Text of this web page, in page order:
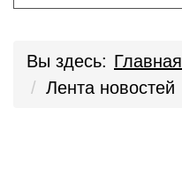
Вы здесь: Главная
Лента новостей